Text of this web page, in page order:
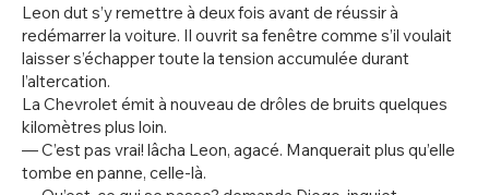
Leon dut s’y remettre à deux fois avant de réussir à
redémarrer la voiture. Il ouvrit sa fenêtre comme s’il voulait
laisser s’échapper toute la tension accumulée durant
l’altercation.
La Chevrolet émit à nouveau de drôles de bruits quelques
kilomètres plus loin.
— C’est pas vrai! lâcha Leon, agacé. Manquerait plus qu’elle
tombe en panne, celle-là.